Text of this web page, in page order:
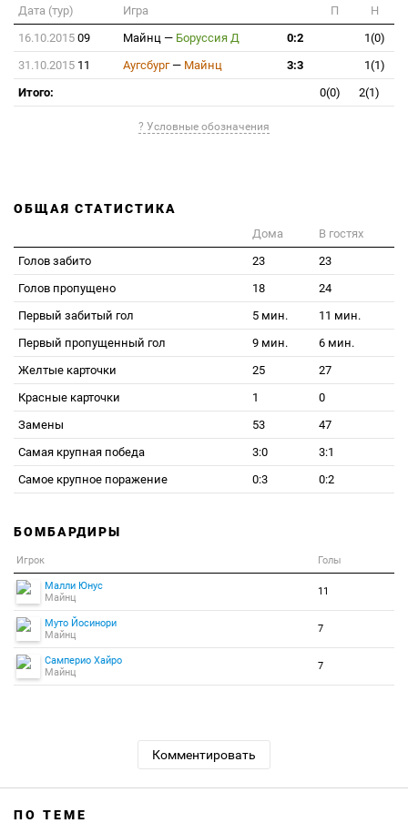
Дата (тур) Игра П
Н
16.10.2015 09 Майнц — Боруссия Д 0:2
1(0)
31.10.2015 11 Аугсбург — Майнц 3:3
1(1)
Итого:
0(0) 2(1)
? Условные обозначения
ОБЩАЯ СТАТИСТИКА
Дома
В гостях
Голов забито
23
23
Голов пропущено
18
24
Первый забитый гол
5 мин.
11 мин.
Первый пропущенный гол
9 мин.
6 мин.
Желтые карточки
25
27
Красные карточки
1
0
Замены
53
47
Самая крупная победа
3:0
3:1
Самое крупное поражение
0:3 0:2
БОМБАРДИРЫ
Игрок Голы
Малли Юнус
Майнц
11
Муто Йосинори
Майнц
7
Самперио Хайро
Майнц
7
Комментировать
ПО ТЕМЕ